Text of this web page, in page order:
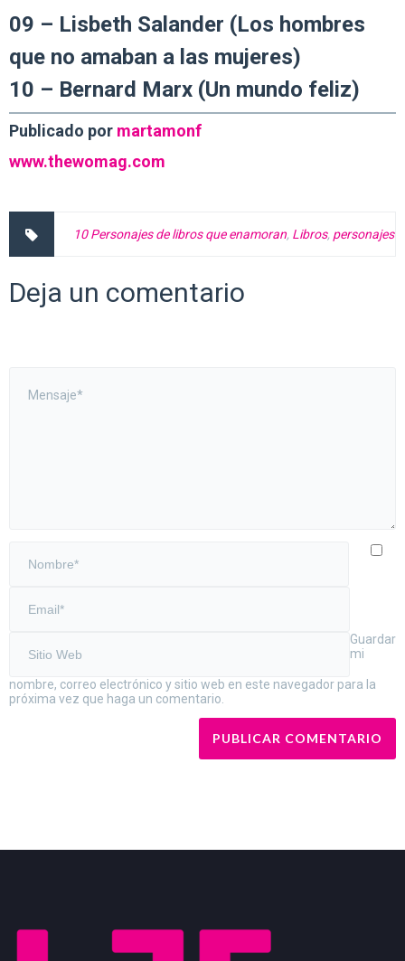
09 – Lisbeth Salander (Los hombres
que no amaban a las mujeres)
10 – Bernard Marx (Un mundo feliz)
Publicado por martamonf
www.thewomag.com
10 Personajes de libros que enamoran, Libros, personajes
Deja un comentario
Guardar
mi
nombre, correo electrónico y sitio web en este navegador para la
próxima vez que haga un comentario.